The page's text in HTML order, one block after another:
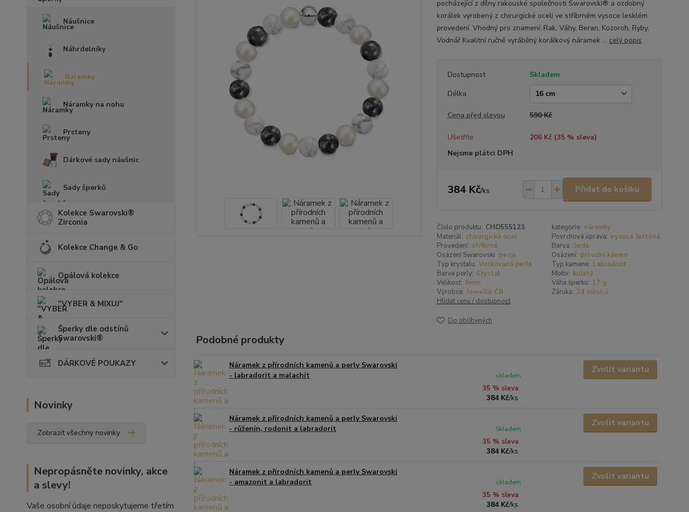
Náušnice
Náhrdelníky
Náramky
Náramky na nohu
Prsteny
Dárkové sady náušnic
Sady šperků
Kolekce Swarovski®
Zirconia
Kolekce Change & Go
Opálová kolekce
"VYBER & MIXUJ"
Šperky dle odstínů
Swarovski®
DÁRKOVÉ POUKAZY
Novinky
Zobrazit všechny novinky
Nepropásněte novinky, akce
a slevy!
Vaše osobní údaje neposkytujeme třetím
pocházející z dílny rakouské společnosti Swarovski® a ozdobný
korálek vyrobený z chirurgické oceli ve stříbrném vysoce lesklém
provedení. Vhodný pro znamení: Rak, Váhy, Beran, Kozoroh, Ryby,
Vodnář Kvalitní ručně vyráběný korálkový náramek ... celý popis
Dostupnost
Skladem
Délka
Cena před slevou 590 Kč
Ušetříte 206 Kč (35% sleva)
Nejsme plátci DPH
384 Kč/ks Přidat do košíku
Číslo produktu: CHO555123 kategorie: náramky
Materiál: chirurgická ocel Povrchová úprava: vysoce leštěná
Provedení: stříbrné Barva: šedá
Osázení Swarovski: perla Osázení: přírodní kámen
Typ krystalu: Voskovaná perla Typ kamene: Labradorit
Barva perly: Crystal Motiv: kulatý
Velikost: 8mm Váha šperku: 17 g
Výrobce: Jewellis ČR Záruka: 24 měsíců
Hlídat cenu / dostupnost
Do oblíbených
Podobné produkty
Náramek z přírodních kamenů a perly Swarovski
- labradorit a malachit
35 % sleva
384 Kč/ks
skladem
Zvolit variantu
Náramek z přírodních kamenů a perly Swarovski
- růženín, rodonit a labradorit
35 % sleva
384 Kč/ks
Skladem
Zvolit variantu
Náramek z přírodních kamenů a perly Swarovski
- amazonit a labradorit
35 % sleva
384 Kč/ks
skladem
Zvolit variantu